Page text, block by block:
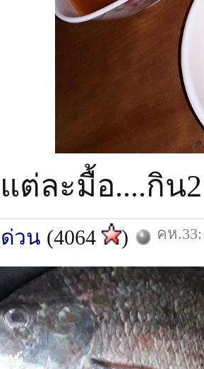
ต่ละมื้อ....กิน
วน (4064 ) คห.33: